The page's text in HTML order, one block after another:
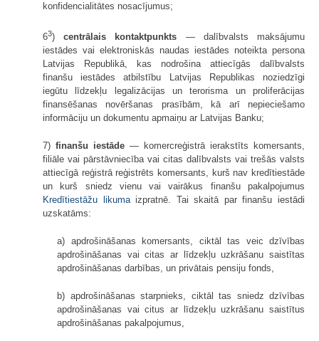
konfidencialitātes nosacījumus;
63)centrālais kontaktpunkts — dalībvalsts maksājumu
iestādes vai elektroniskās naudas iestādes noteikta persona
Latvijas Republikā, kas nodrošina attiecīgās dalībvalsts
finanšu iestādes atbilstību Latvijas Republikas noziedzīgi
iegūtu līdzekļu legalizācijas un terorisma un proliferācijas
finansēšanas novēršanas prasībām, kā arī nepieciešamo
informāciju un dokumentu apmaiņu ar Latvijas Banku;
7) finanšu iestāde — komercreģistrā ierakstīts komersants,
filiāle vai pārstāvniecība vai citas dalībvalsts vai trešās valsts
attiecīgā reģistrā reģistrēts komersants, kurš nav kredītiestāde
un kurš sniedz vienu vai vairākus finanšu pakalpojumus
Kredītiestāžu likumaizpratnē. Tai skaitā par finanšu iestādi
uzskatāms:
a) apdrošināšanas komersants, ciktāl tas veic dzīvības
apdrošināšanas vai citas ar līdzekļu uzkrāšanu saistītas
apdrošināšanas darbības, un privātais pensiju fonds,
b) apdrošināšanas starpnieks, ciktāl tas sniedz dzīvības
apdrošināšanas vai citus ar līdzekļu uzkrāšanu saistītus
apdrošināšanas pakalpojumus,